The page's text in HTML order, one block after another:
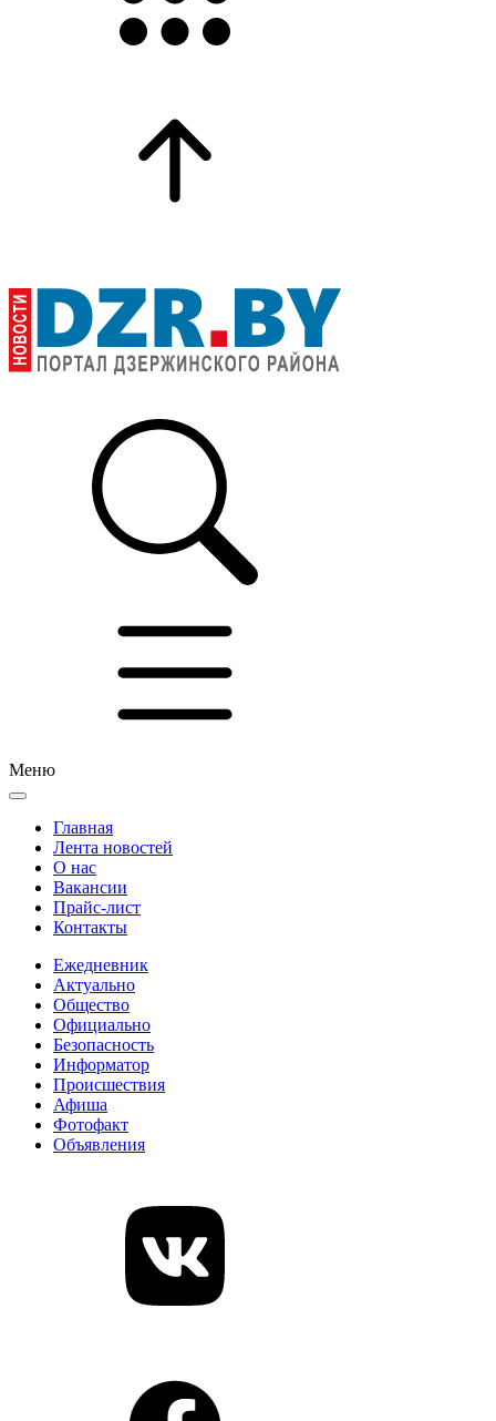
Меню
Главная
Лента новостей
О нас
Вакансии
Прайс-лист
Контакты
Ежедневник
Актуально
Общество
Официально
Безопасность
Информатор
Происшествия
Афиша
Фотофакт
Объявления